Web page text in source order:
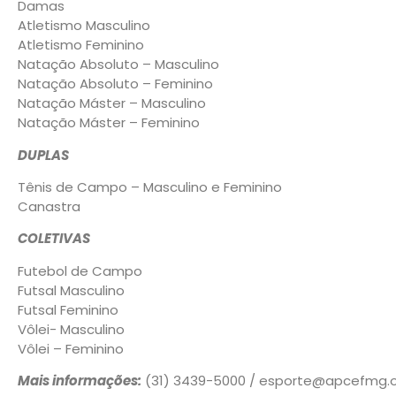
Damas
Atletismo Masculino
Atletismo Feminino
Natação Absoluto – Masculino
Natação Absoluto – Feminino
Natação Máster – Masculino
Natação Máster – Feminino
DUPLAS
Tênis de Campo – Masculino e Feminino
Canastra
COLETIVAS
Futebol de Campo
Futsal Masculino
Futsal Feminino
Vôlei- Masculino
Vôlei – Feminino
Mais informações: (31) 3439-5000 /